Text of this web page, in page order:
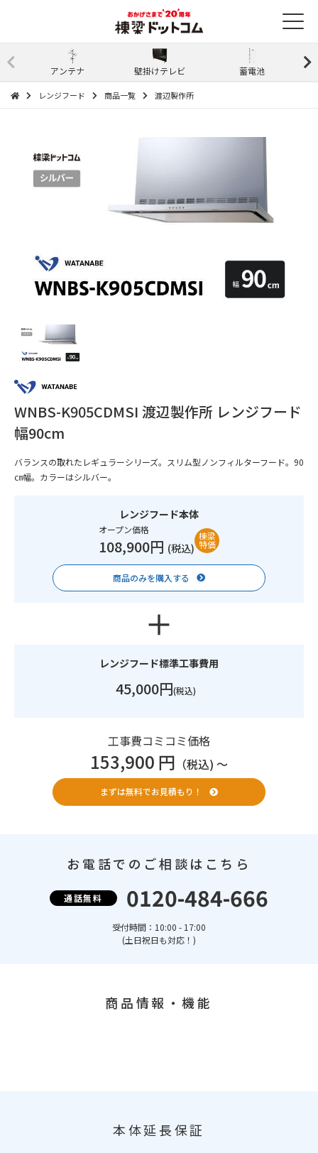
アンテナ 壁掛けテレビ 蓄電池
レンジフード 商品一覧 渡辺製作所
WNBS-K905CDMSI 渡辺製作所 レンジフード
幅90cm
バランスの取れたレギュラーシリーズ。スリム型ノンフィルターフード。90
㎝幅。カラーはシルバー。
レンジフード本体
オープン価格
108,900円 (税込)
棟梁
特価
商品のみを購入する
レンジフード標準工事費用
45,000円(税込)
工事費コミコミ価格
153,900 円 （税込) 〜
まずは無料でお見積もり！
お電話でのご相談はこちら
通話無料 0120-484-666
受付時間：10:00 - 17:00
(土日祝日も対応！)
商品情報・機能
本体延長保証